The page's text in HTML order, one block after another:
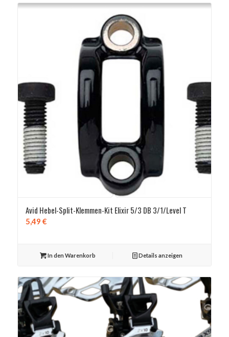
Avid Hebel-Split-Klemmen-Kit Elixir 5/3 DB 3/1/Level T
5,49 €
In den Warenkorb Details anzeigen